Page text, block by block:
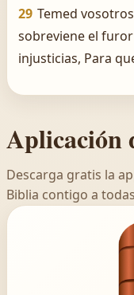
29 Temed
sobreviene el furor
injusticias, Para
Aplicación
Descarga gratis la
Biblia contigo a